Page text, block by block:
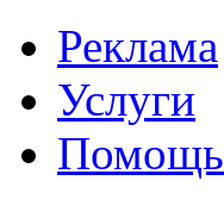
Реклама
Услуги
Помощь